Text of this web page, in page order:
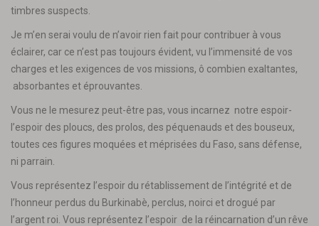
timbres suspects.
Je m’en serai voulu de n’avoir rien fait pour contribuer à vous
éclairer, car ce n’est pas toujours évident, vu l’immensité de vos
charges et les exigences de vos missions, ô combien exaltantes,
absorbantes et éprouvantes.
Vous ne le mesurez peut-être pas, vous incarnez notre espoir-
l’espoir des ploucs, des prolos, des péquenauds et des bouseux,
toutes ces figures moquées et méprisées du Faso, sans défense,
ni parrain.
Vous représentez l’espoir du rétablissement de l’intégrité et de
l’honneur perdus du Burkinabè, perclus, noirci et drogué par
l’argent roi. Vous représentez l’espoir de la réincarnation d’un rêve